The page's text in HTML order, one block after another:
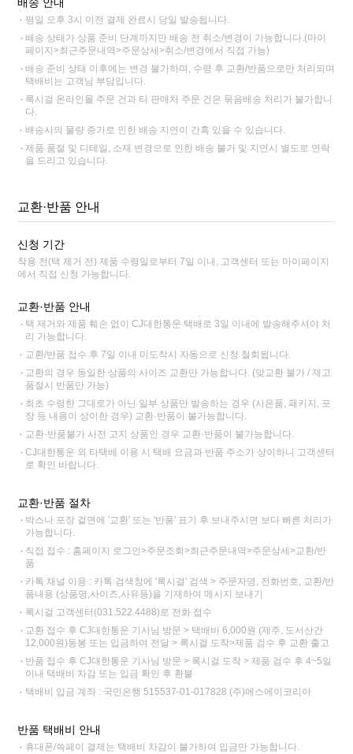
배송 안내
평일 오후 3시 이전 결제 완료시 당일 발송됩니다.
배송 상태가 상품 준비 단계까지만 배송 전 취소/변경이 가능합니다.(마이
페이지>최근주문내역>주문상세>취소/변경에서 직접 가능)
배송 준비 상태 이후에는 변경 불가하며, 수령 후 교환/반품으로만 처리되며
택배비는 고객님 부담입니다.
록시걸 온라인몰 주문 건과 타 판매처 주문 건은 묶음배송 처리가 불가합니
다.
배송사의 물량 증가로 인한 배송 지연이 간혹 있을 수 있습니다.
제품 품절 및 디테일, 소재 변경으로 인한 배송 불가 및 지연시 별도로 연락
을 드리고 있습니다.
교환·반품 안내
신청 기간
착용 전(택 제거 전) 제품 수령일로부터 7일 이내, 고객센터 또는 마이페이지
에서 직접 신청 가능합니다.
교환·반품 안내
택 제거와 제품 훼손 없이 CJ대한통운 택배로 3일 이내에 발송해주셔야 처
리 가능합니다.
교환/반품 접수 후 7일 이내 미도착시 자동으로 신청 철회됩니다.
교환의 경우 동일한 상품의 사이즈 교환만 가능합니다. (맞교환 불가 / 재고
품절시 반품만 가능)
최초 수령한 그대로가 아닌 일부 상품만 발송하는 경우 (사은품, 패키지, 포
장 등 내용이 상이한 경우) 교환·반품이 불가능합니다.
교환·반품불가 사전 고지 상품인 경우 교환·반품이 불가능합니다.
CJ대한통운 외 타택배 이용 시 택배 요금과 반품 주소가 상이하니 고객센터
로 확인 바랍니다.
교환·반품 절차
박스나 포장 겉면에 '교환' 또는 '반품' 표기 후 보내주시면 보다 빠른 처리가
가능합니다.
직접 접수 : 홈페이지 로그인>주문조회>최근주문내역>주문상세>교환/반
품
카톡 채널 이용 : 카톡 검색창에 '록시걸' 검색 > 주문자명, 전화번호, 교환/반
품내용 (상품명,사이즈,사유등)을 기재하여 메시지 보내기
록시걸 고객센터(031.522.4488)로 전화 접수
교환 접수 후 CJ대한통운 기사님 방문 > 택배비 6,000원 (제주, 도서산간
12,000원)동봉 또는 입금하여 전달 > 록시걸 도착>제품 검수 후 교환 출고
반품 접수 후 CJ대한통운 기사님 방문 > 록시걸 도착 > 제품 검수 후 4~5일
이내 택배비 차감 또는 입금 확인 후 환불
택배비 입금 계좌 : 국민은행 515537-01-017828 (주)에스에이코리아
반품 택배비 안내
휴대폰/쓱페이 결제는 택배비 차감이 불가하여 입금만 가능합니다.